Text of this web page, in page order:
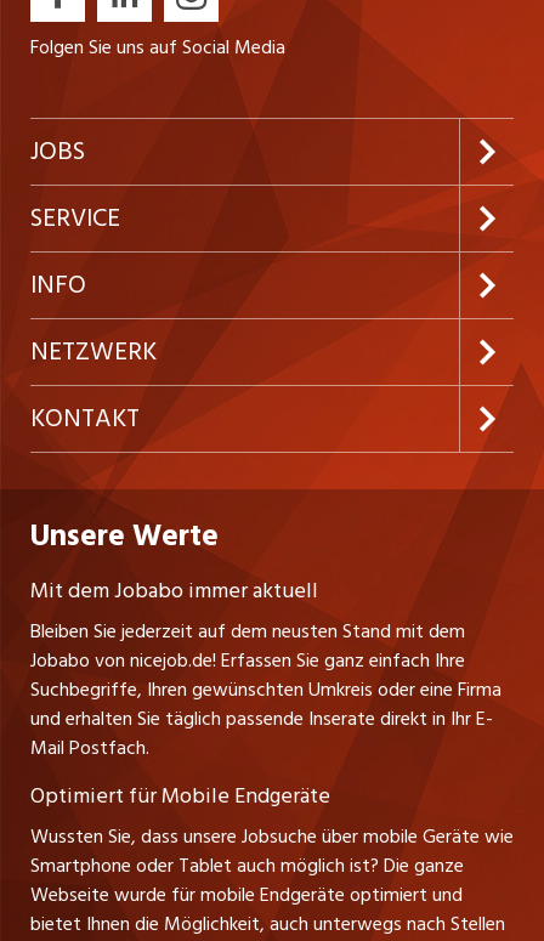
Folgen Sie uns auf Social Media
JOBS
Jobabo abonnieren
Neue Stellen
Festanstellungen
Temporäre Jobs
Freelance Jobs
Praktika
Lehrstellen
Führungspositionen
Management / Kader-Jobs
SERVICE
Kundenlogin
Inserieren
Firmen
Personalvermittler
INFO
Preise und Leistungen
AGB
Datenschutzerklärung
Nutzungsbedingungen
Impressum
NETZWERK
ostjob.ch
westjob.at
jobzüri.ch
jobmittelland.ch
jobbern.ch
jobbasel.ch
zentraljob.ch
myjob.ch
schaffu.ch (VS)
ajourjob.ch
KONTAKT
Niederlassung
Fa. nicejob.de
PR Medien GmbH
Lindauer Straße 16
D-88239 Wangen
Tel. +49 07522 795034
Thomas Reiner
Ansprechpartner
Unsere Werte
Mit dem Jobabo immer aktuell
Bleiben Sie jederzeit auf dem neusten Stand mit dem
Jobabo von nicejob.de! Erfassen Sie ganz einfach Ihre
Suchbegriffe, Ihren gewünschten Umkreis oder eine Firma
und erhalten Sie täglich passende Inserate direkt in Ihr E-
Mail Postfach.
Optimiert für Mobile Endgeräte
Wussten Sie, dass unsere Jobsuche über mobile Geräte wie
Smartphone oder Tablet auch möglich ist? Die ganze
Webseite wurde für mobile Endgeräte optimiert und
bietet Ihnen die Möglichkeit, auch unterwegs nach Stellen